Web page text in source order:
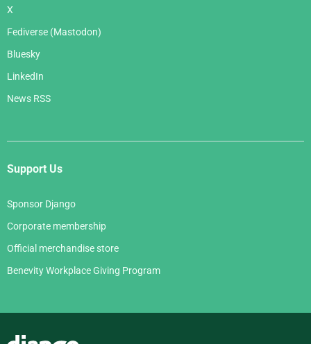
X
Fediverse (Mastodon)
Bluesky
LinkedIn
News RSS
Support Us
Sponsor Django
Corporate membership
Official merchandise store
Benevity Workplace Giving Program